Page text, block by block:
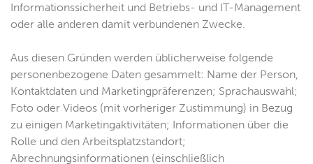
Informationssicherheit und Betriebs- und IT-Management
oder alle anderen damit verbundenen Zwecke.
Aus diesen Gründen werden üblicherweise folgende
personenbezogene Daten gesammelt: Name der Person,
Kontaktdaten und Marketingpräferenzen; Sprachauswahl;
Foto oder Videos (mit vorheriger Zustimmung) in Bezug
zu einigen Marketingaktivitäten; Informationen über die
Rolle und den Arbeitsplatzstandort;
Abrechnungsinformationen (einschließlich